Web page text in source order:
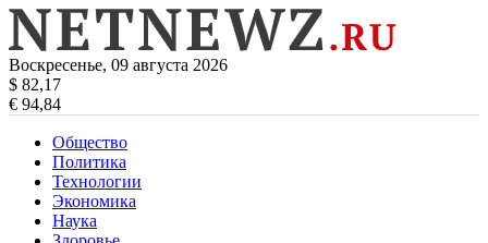
Воскресенье, 09 августа 2026
$ 82,17
€ 94,84
Общество
Политика
Технологии
Экономика
Наука